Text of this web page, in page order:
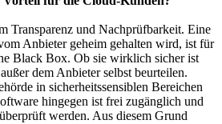
Transparenz und Nachprüfbarkeit. Eine
Anbieter geheim gehalten wird, ist für
Black Box. Ob sie wirklich sicher ist
dem Anbieter selbst beurteilen.
in sicherheitssensiblen Bereichen
hingegen ist frei zugänglich und
werden. Aus diesem Grund